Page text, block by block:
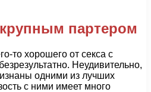
партером
то хорошего от секса с
Неудивительно,
одними из лучших
с ними имеет много